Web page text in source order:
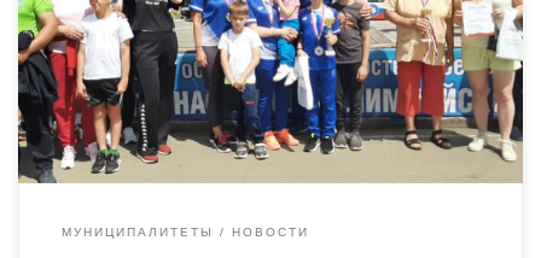
стадион в «Парке Дружба» состоялся региональный этап
Фестиваля Всероссийского физкультурно-спортивного
комплекса «Готов к труду и обороне» […]
МУНИЦИПАЛИТЕТЫ НОВОСТИ